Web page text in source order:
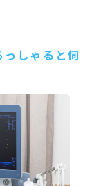
しゃると伺